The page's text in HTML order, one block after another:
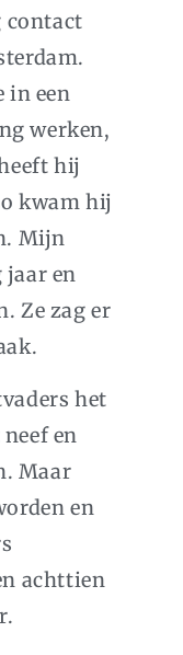
contact
in een
werken,
hij
kwam hij
Mijn
jaar en
Ze zag er
het
en
Maar
en
achttien